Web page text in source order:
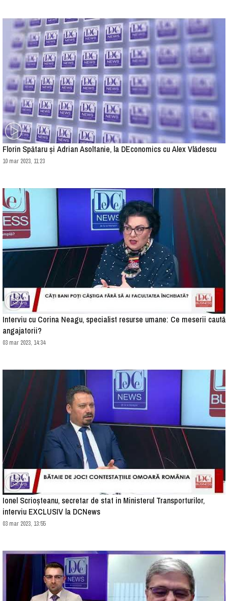
Florin Spătaru și Adrian Asoltanie, la D`Economics cu Alex Vlădescu
10 mar 2023, 11:23
Interviu cu Corina Neagu, specialist resurse umane: Ce meserii caută
angajatorii?
03 mar 2023, 14:34
Ionel Scrioșteanu, secretar de stat in Ministerul Transporturilor,
interviu EXCLUSIV la DCNews
03 mar 2023, 13:55